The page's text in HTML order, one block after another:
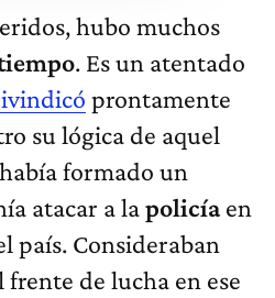
hubo muchos
. Es un atentado
prontamente
su lógica de aquel
formado un
atacar a lapolicíaen
país. Consideraban
de lucha en ese